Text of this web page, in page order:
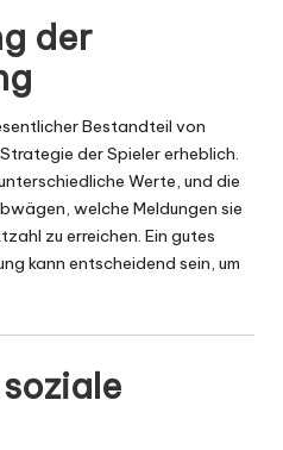
der
Bestandteil von
der Spieler erheblich.
Werte, und die
welche Meldungen sie
zu erreichen. Ein gutes
kann entscheidend sein, um